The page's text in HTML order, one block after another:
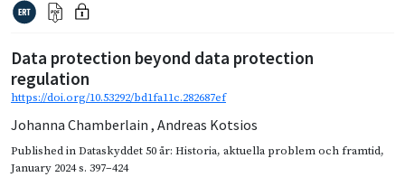
Data protection beyond data protection
regulation
https://doi.org/10.53292/bd1fa11c.282687ef
Johanna Chamberlain , Andreas Kotsios
Published inDataskyddet 50 år: Historia, aktuella problem och framtid,
January 2024s. 397–424